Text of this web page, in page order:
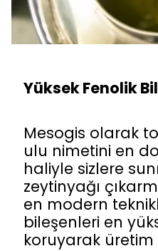
Yüksek Fenolik
Mesogis olarak
ulu nimetini en
haliyle sizlere
zeytinyağı
en modern
bileşenleri en
koruyarak üretim